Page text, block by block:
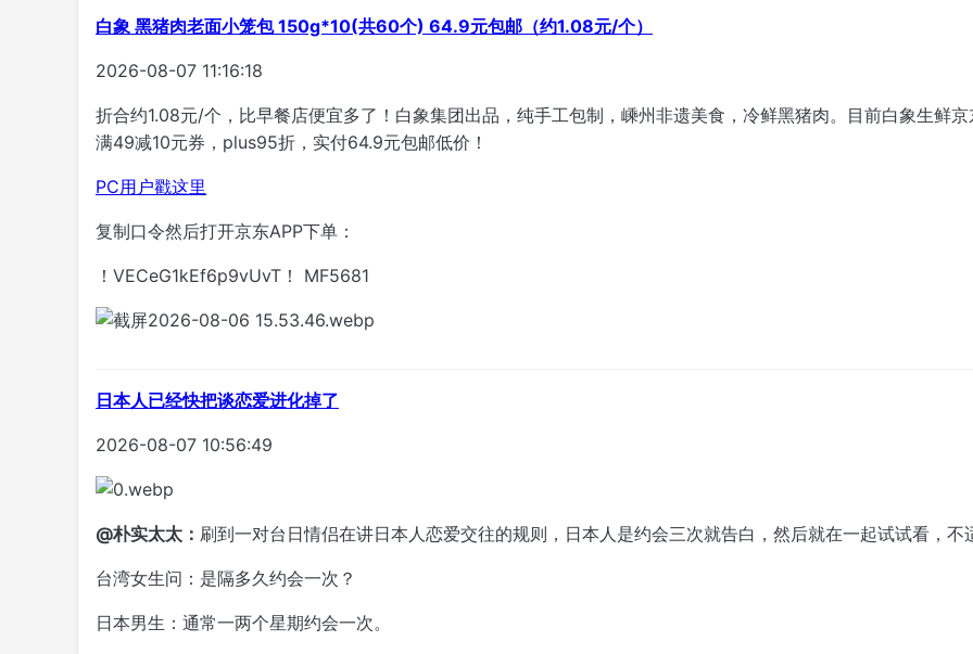
白象 黑猪肉老面小笼包 150g*10(共60个) 64.9元包邮（约1.08元/个）
2026-08-07 11:16:18
折合约1.08元/个，比早餐店便宜多了！白象集团出品，纯手工包制，嵊州非遗美食，冷鲜黑猪肉。目前白象生鲜
满49减10元券，plus95折，实付64.9元包邮低价！
PC用户戳这里
复制口令然后打开京东APP下单：
！VECeG1kEf6p9vUvT！ MF5681
日本人已经快把谈恋爱进化掉了
2026-08-07 10:56:49
@朴实太太： 刷到一对台日情侣在讲日本人恋爱交往的规则，日本人是约会三次就告白，然后就在一起试试看，不
台湾女生问：是隔多久约会一次？
日本男生：通常一两个星期约会一次。